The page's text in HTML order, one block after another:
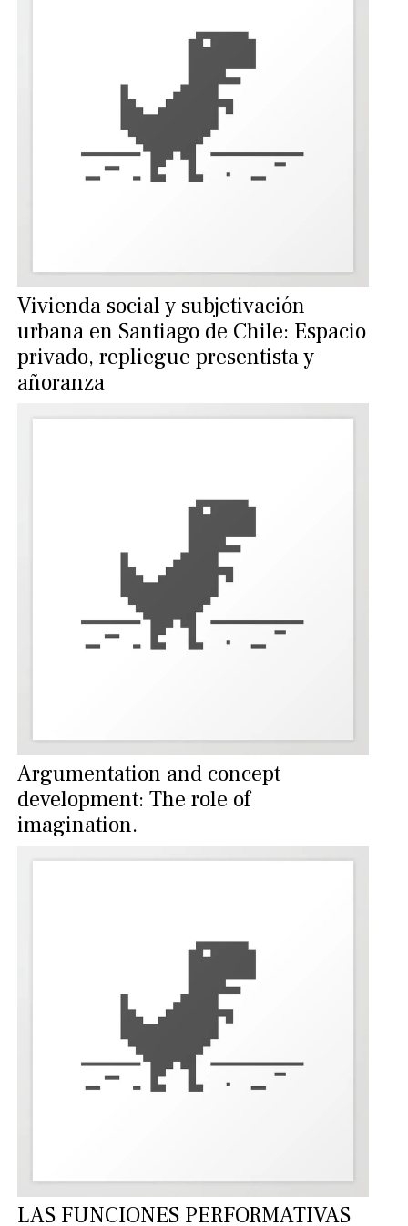
Vivienda social y subjetivación
urbana en Santiago de Chile: Espacio
privado, repliegue presentista y
añoranza
Argumentation and concept
development: The role of
imagination.
LAS FUNCIONES PERFORMATIVAS